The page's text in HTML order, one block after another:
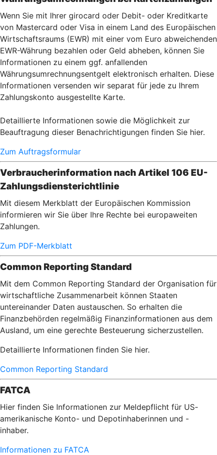
Wenn Sie mit Ihrer girocard oder Debit- oder Kreditkarte
von Mastercard oder Visa in einem Land des Europäischen
Wirtschaftsraums (EWR) mit einer vom Euro abweichenden
EWR-Währung bezahlen oder Geld abheben, können Sie
Informationen zu einem ggf. anfallenden
Währungsumrechnungsentgelt elektronisch erhalten. Diese
Informationen versenden wir separat für jede zu Ihrem
Zahlungskonto ausgestellte Karte.
Detaillierte Informationen sowie die Möglichkeit zur
Beauftragung dieser Benachrichtigungen finden Sie hier.
Zum Auftragsformular
Verbraucherinformation nach Artikel 106 EU-
Zahlungsdiensterichtlinie
Mit diesem Merkblatt der Europäischen Kommission
informieren wir Sie über Ihre Rechte bei europaweiten
Zahlungen.
Zum PDF-Merkblatt
Common Reporting Standard
Mit dem Common Reporting Standard der Organisation für
wirtschaftliche Zusammenarbeit können Staaten
untereinander Daten austauschen. So erhalten die
Finanzbehörden regelmäßig Finanzinformationen aus dem
Ausland, um eine gerechte Besteuerung sicherzustellen.
Detaillierte Informationen finden Sie hier.
Common Reporting Standard
FATCA
Hier finden Sie Informationen zur Meldepflicht für US-
amerikanische Konto- und Depotinhaberinnen und -
inhaber.
Informationen zu FATCA